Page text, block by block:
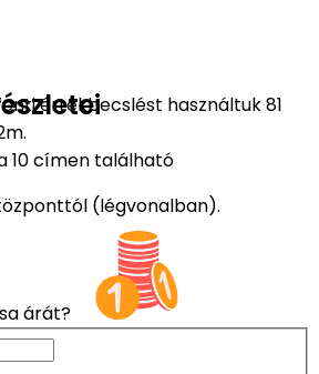
értékbecslést használtuk 81
10 címen található
(légvonalban).
árát?